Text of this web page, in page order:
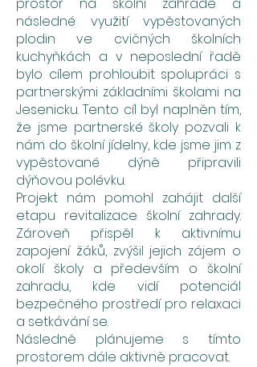
následné využití vypěstovaných
plodin ve cvičných školních
kuchyňkách a v neposlední řadě
bylo cílem prohloubit spolupráci s
partnerskými základními školami na
Jesenicku. Tento cíl byl naplněn tím,
že jsme partnerské školy pozvali k
nám do školní jídelny, kde jsme jim z
vypěstované dýně připravili
dýňovou polévku.
Projekt nám pomohl zahájit další
etapu revitalizace školní zahrady.
Zároveň přispěl k aktivnímu
zapojení žáků, zvýšil jejich zájem o
okolí školy a především o školní
zahradu, kde vidí potenciál
bezpečného prostředí pro relaxaci
a setkávání se.
Následně plánujeme s tímto
prostorem dále aktivně pracovat.